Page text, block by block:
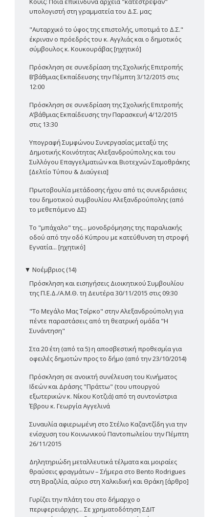
υπολογιστή στη γραμματεία του Δ.Σ. μας;
"Αυταρχικό το ύφος της επιστολής, υποτιμά το Δ.Σ."
έκριναν ο πρόεδρός του κ. Αγγλιάς και ο δημοτικός
σύμβουλος κ. Κουκουράβας [ηχητικό]
Πρόσκληση σε συνεδρίαση της Σχολικής Επιτροπής
Β’βάθμιας Εκπαίδευσης την Πέμπτη 3/12/2015 στις
12:00
Πρόσκληση σε συνεδρίαση της Σχολικής Επιτροπής
Α’βάθμιας Εκπαίδευσης την Παρασκευή 4/12/2015
στις 13:30
Υπογραφή Συμφώνου Συνεργασίας μεταξύ της
Δημοτικής Κοινότητας Αλεξανδρούπολης και του
Συλλόγου Επαγγελματιών και Βιοτεχνών Σαμοθράκης
[Δελτίο Τύπου & Διαύγεια]
Πρωτοβουλία μετάδοσης ήχου από τις συνεδριάσεις
του δημοτικού συμβουλίου Αλεξανδρούπολης (από
το μεθεπόμενο ΔΣ)
Το "μπάχαλο" της... μονοδρόμησης της παραλιακής
οδού από την οδό Κύπρου με κατεύθυνση τη στροφή
Εγνατία... [ηχητικό]
▼ Νοέμβριος (14)
Πρόσκληση και εισηγήσεις Διοικητικού Συμβουλίου
της Π.Ε.Δ./Α.Μ.Θ. τη Δευτέρα 30/11/2015 στις 09:30
"Το Μεγάλο Μας Τσίρκο" στην Αλεξανδρούπολη για
πέντε παραστάσεις από τη θεατρική ομάδα "Η
Συνάντηση"
Στα 20 έτη (από τα 5) η αποσβεστική προθεσμία για
οφειλές δημοτών προς το δήμο (από την 23/10/2014)
Πρόσκληση σε ανοικτή συνέλευση του Κινήματος
Ιδεών και Δράσης "Πράττω" (του υπουργού
εξωτερικών κ. Νίκου Κοτζιά) από τη συντονίστρια
Έβρου κ. Γεωργία Αγγελινά
Συναυλία αφιερωμένη στο Στέλιο Καζαντζίδη για την
ενίσχυση του Κοινωνικού Παντοπωλείου την Πέμπτη
26/11/2015
Δηλητηριώδη μεταλλευτικά τέλματα και μοιραίες
θραύσεις φραγμάτων – Σήμερα στο Bento Rodrigues
στη Βραζιλία, αύριο στη Χαλκιδική και Θράκη [άρθρο]
Γυρίζει την πλάτη του στο δήμαρχο ο
περιφερειάρχης... Σε χρηματοδότηση ΣΔΙΤ